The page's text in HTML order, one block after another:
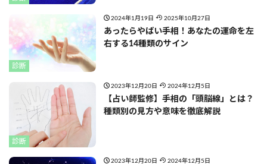
診断
2024年1月19日 2025年10月27日
あったらやばい手相！あなたの運命を左
右する14種類のサイン
診断
2023年12月20日 2024年12月5日
【占い師監修】手相の「頭脳線」とは？
種類別の見方や意味を徹底解説
2023年12月20日 2024年12月5日